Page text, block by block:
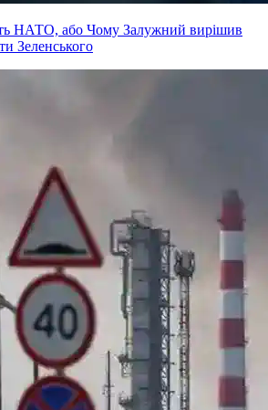
НАТО, або Чому Залужний вирішив
Зеленського